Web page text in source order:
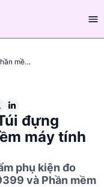
So sánh kỹ thuật giữa Túi đựng HIOKI 9399 và Phần mềm máy tính cho Hioki 3196, 3197
đựng
máy tính
phụ kiện đo
và Phần mềm